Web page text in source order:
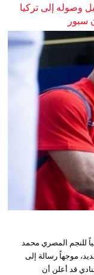
وصوله إلى تركيا
سبور
للنجم المصري محمد
موجهاً رسالة إلى
قد أعلن أن